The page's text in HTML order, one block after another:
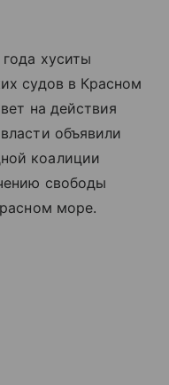
хуситы
судов в Красном
на действия
объявили
коалиции
свободы
море.